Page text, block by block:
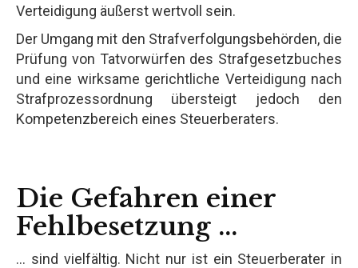
Verteidigung äußerst wertvoll sein.
Der Umgang mit den Strafverfolgungsbehörden, die
Prüfung von Tatvorwürfen des Strafgesetzbuches
und eine wirksame gerichtliche Verteidigung nach
Strafprozessordnung übersteigt jedoch den
Kompetenzbereich eines Steuerberaters.
Die Gefahren einer
Fehlbesetzung ...
... sind vielfältig. Nicht nur ist ein Steuerberater in